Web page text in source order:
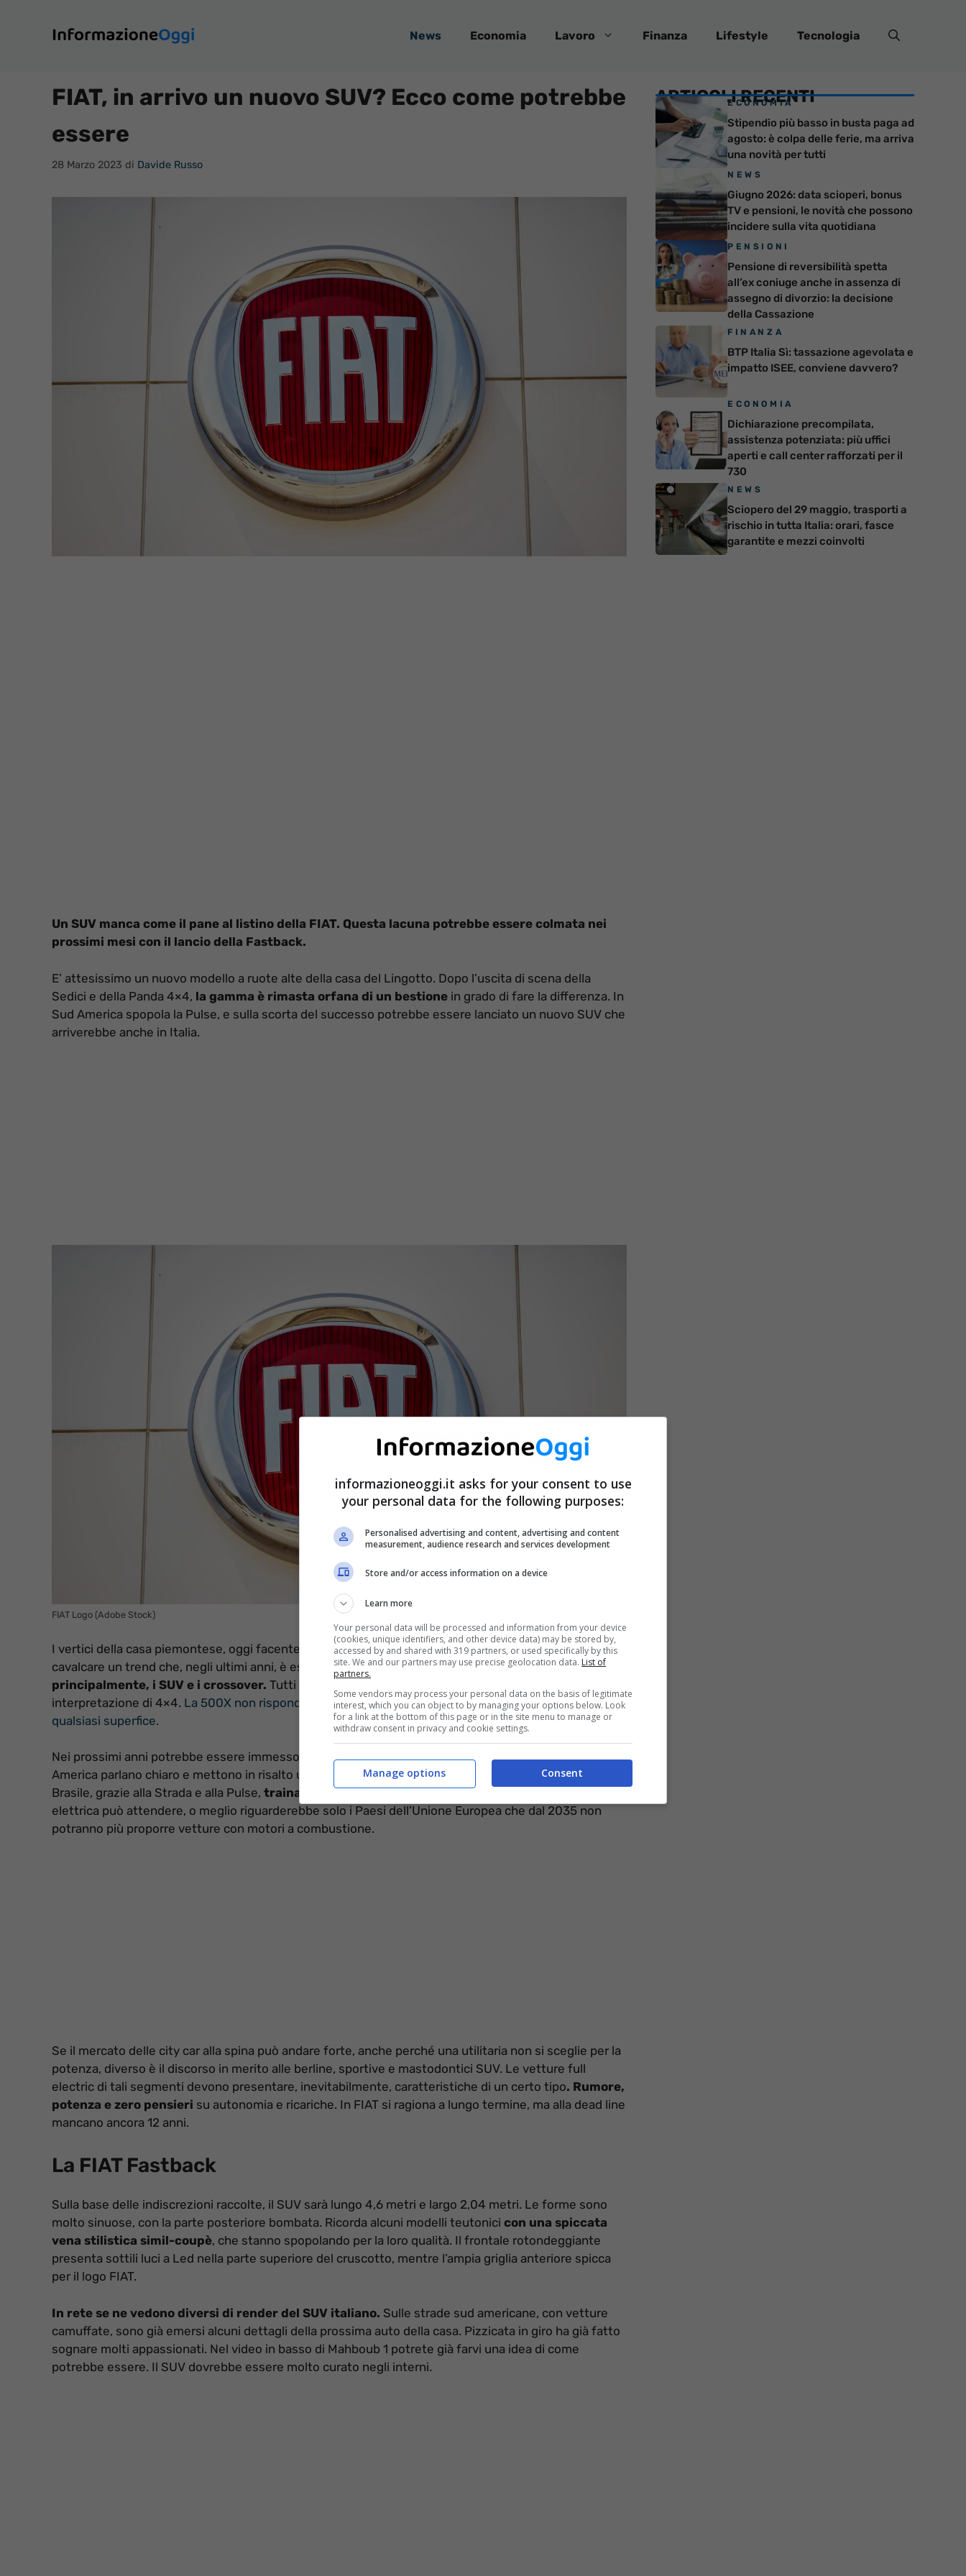
contenuto
News Economia Lavoro Finanza Lifestyle Tecnologia
FIAT, in arrivo un nuovo SUV? Ecco come potrebbe
essere
28 Marzo 2023 di Davide Russo
Un SUV manca come il pane al listino della FIAT. Questa lacuna potrebbe essere colmata nei
prossimi mesi con il lancio della Fastback.
E’ attesissimo un nuovo modello a ruote alte della casa del Lingotto. Dopo l’uscita di scena della
Sedici e della Panda 4×4, la gamma è rimasta orfana di un bestione in grado di fare la differenza. In
Sud America spopola la Pulse, e sulla scorta del successo potrebbe essere lanciato un nuovo SUV che
arriverebbe anche in Italia.
FIAT Logo (Adobe Stock)
I vertici della casa piemontese, oggi facente parte del Gruppo Stellantis, si sono quasi convinti di
cavalcare un trend che, negli ultimi anni, è esploso. In Italia il mercato è in crisi maa vendersi sono,
principalmente, i SUV e i crossover. Tutti i più grandi brand al mondo hanno proposto la loro
interpretazione di 4×4. La 500X non risponde alle caratteristiche di chi cerca un’auto inarrestabile su
qualsiasi superfice.
Nei prossimi anni potrebbe essere immesso sul mercato un SUV anche per l’Europa. I dati in Sud
America parlano chiaro e mettono in risalto un successo garantito. Il 2023 è iniziato col botto in
Brasile, grazie alla Strada e alla Pulse, trainando un mercato in grande espansione.
elettrica può attendere, o meglio riguarderebbe solo i Paesi dell’Unione Europea che dal 2035 non
potranno più proporre vetture con motori a combustione.
Se il mercato delle city car alla spina può andare forte, anche perché una utilitaria non si sceglie per la
potenza, diverso è il discorso in merito alle berline, sportive e mastodontici SUV. Le vetture full
electric di tali segmenti devono presentare, inevitabilmente, caratteristiche di un certo tipo. Rumore,
potenza e zero pensieri su autonomia e ricariche. In FIAT si ragiona a lungo termine, ma alla dead line
mancano ancora 12 anni.
La FIAT Fastback
Sulla base delle indiscrezioni raccolte, il SUV sarà lungo 4,6 metri e largo 2,04 metri. Le forme sono
molto sinuose, con la parte posteriore bombata. Ricorda alcuni modelli teutonici con una spiccata
vena stilistica simil-coupè, che stanno spopolando per la loro qualità. Il frontale rotondeggiante
presenta sottili luci a Led nella parte superiore del cruscotto, mentre l’ampia griglia anteriore spicca
per il logo FIAT.
In rete se ne vedono diversi di render del SUV italiano. Sulle strade sud americane, con vetture
camuffate, sono già emersi alcuni dettagli della prossima auto della casa. Pizzicata in giro ha già fatto
sognare molti appassionati. Nel video in basso di Mahboub 1 potrete già farvi una idea di come
potrebbe essere. Il SUV dovrebbe essere molto curato negli interni.
ARTICOLI RECENTI
ECONOMIA
Stipendio più basso in busta paga ad
agosto: è colpa delle ferie, ma arriva
una novità per tutti
NEWS
Giugno 2026: data scioperi, bonus
TV e pensioni, le novità che possono
incidere sulla vita quotidiana
PENSIONI
Pensione di reversibilità spetta
all’ex coniuge anche in assenza di
assegno di divorzio: la decisione
della Cassazione
FINANZA
BTP Italia Sì: tassazione agevolata e
impatto ISEE, conviene davvero?
ECONOMIA
Dichiarazione precompilata,
assistenza potenziata: più uffici
aperti e call center rafforzati per il
730
NEWS
Sciopero del 29 maggio, trasporti a
rischio in tutta Italia: orari, fasce
garantite e mezzi coinvolti
informazioneoggi.it asks for your consent to use
your personal data for the following purposes:
Personalised advertising and content, advertising and content
measurement, audience research and services development
Store and/or access information on a device
Learn more
Your personal data will be processed and information from your device
(cookies, unique identifiers, and other device data) may be stored by,
accessed by and shared with 319 partners, or used specifically by this
site. We and our partners may use precise geolocation data. List of
partners.
Some vendors may process your personal data on the basis of legitimate
interest, which you can object to by managing your options below. Look
for a link at the bottom of this page or in the site menu to manage or
withdraw consent in privacy and cookie settings.
Consent
Manage options